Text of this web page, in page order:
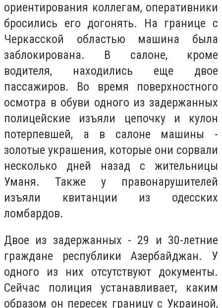
ориентирования коллегам, оперативники
бросились его догонять. На границе с
Черкасской областью машина была
заблокирована. В салоне, кроме
водителя, находились еще двое
пассажиров. Во время поверхностного
осмотра в обуви одного из задержанных
полицейские изъяли цепочку и кулон
потерпевшей, а в салоне машины -
золотые украшения, которые они сорвали
несколько дней назад с жительницы
Уманя. Также у правонарушителей
изъяли квитанции из одесских
ломбардов.
Двое из задержанных - 29 и 30-летние
граждане республики Азербайджан. У
одного из них отсутствуют документы.
Сейчас полиция устанавливает, каким
образом он пересек границу с Украиной,